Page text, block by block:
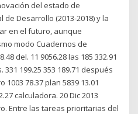
del estado de
Desarrollo (2013-2018) y la
en el futuro, aunque
modo Cuadernos de
del. 11 9056.28 las 185 332.91
331 199.25 353 189.71 después
1003 78.37 plan 5839 13.01
calculadora. 20 Dic 2013
Entre las tareas prioritarias del